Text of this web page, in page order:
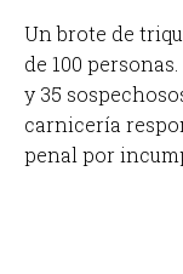
Un brote de
de 100
y 35
carnicería
penal por